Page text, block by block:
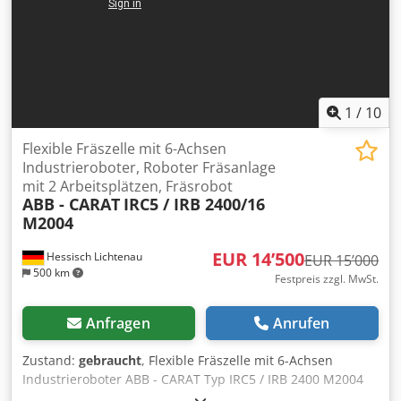
1 / 10
Hessisch Lichtenau
500 km
Flexible Fräszelle mit 6-Achsen
Industrieroboter, Roboter Fräsanlage
mit 2 Arbeitsplätzen, Fräsrobot
ABB - CARAT IRC5 / IRB 2400/16
M2004
EUR 14’500EUR 15’000
Festpreis zzgl. MwSt.
Anfragen Anrufen
Zustand: gebraucht, Flexible Fräszelle mit 6-Achsen
Industrieroboter ABB - CARAT Typ IRC5 / IRB 2400 M2004